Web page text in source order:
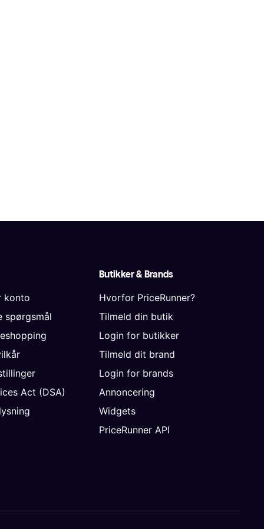
konto
spørgsmål
Act (DSA)
Butikker & Brands
Hvorfor PriceRunner?
Tilmeld din butik
Login for butikker
Tilmeld dit brand
Login for brands
Annoncering
Widgets
PriceRunner API